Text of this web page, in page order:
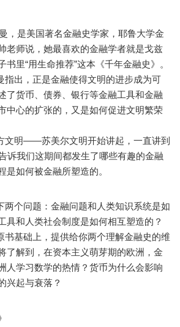
，是美国著名金融史学家，耶鲁大学金
老师说，她最喜欢的金融学者就是戈兹
书里“用生命推荐”这本《千年金融史》。
指出，正是金融使得文明的进步成为可
了货币、债券、银行等金融工具和金融
中心的扩张的，又是如何促进文明繁荣
文明——苏美尔文明开始讲起，一直讲到
诉我们这期间都发生了哪些有趣的金融
是如何被金融所塑造的。
两个问题：金融问题和人类知识系统是如
具和人类社会制度是如何相互塑造的？
书基础上，提供给你两个理解金融史的维
了解到，在资本主义萌芽期的欧洲，金
人学习数学的热情？货币为什么会影响
兴起与衰落？